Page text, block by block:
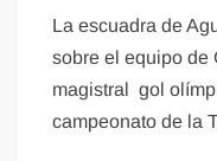
La escuadra de
sobre el equipo de
magistral gol
campeonato de la